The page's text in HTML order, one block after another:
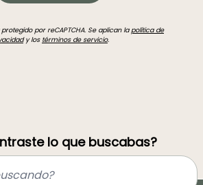
por reCAPTCHA. Se aplican lapolítica de
y los términos de servicio.
lo que buscabas?